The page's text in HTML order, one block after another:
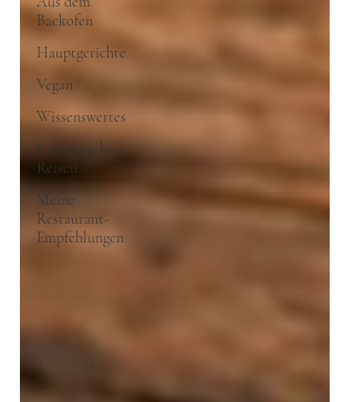
Backofen
Hauptgerichte
Vegan
Wissenswertes
Kulinarische
Reisen
Meine
Restaurant-
Empfehlungen